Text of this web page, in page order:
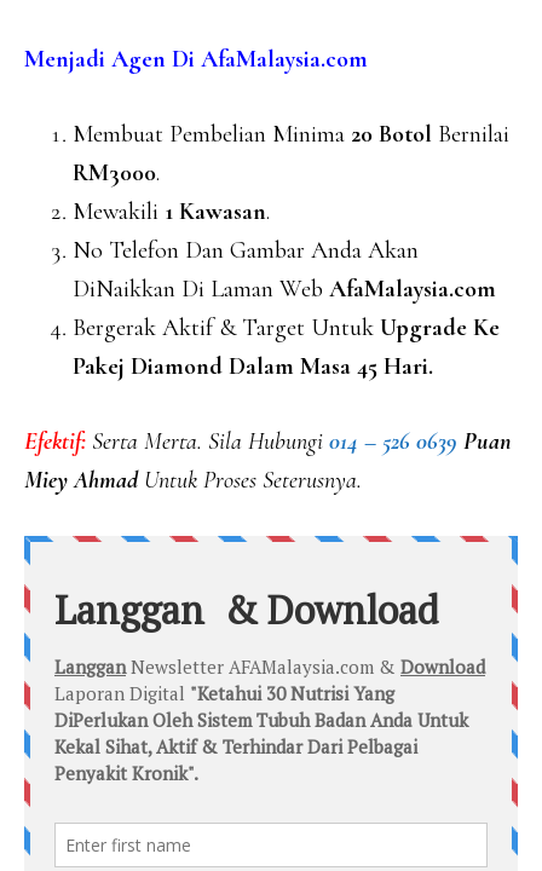
Menjadi Agen Di AfaMalaysia.com
Membuat Pembelian Minima 20 Botol Bernilai
RM3000.
Mewakili 1 Kawasan.
No Telefon Dan Gambar Anda Akan
DiNaikkan Di Laman Web AfaMalaysia.com
Bergerak Aktif & Target Untuk Upgrade Ke
Pakej Diamond Dalam Masa 45 Hari.
Efektif: Serta Merta. Sila Hubungi 014 – 526 0639 Puan
Miey AhmadUntuk Proses Seterusnya.